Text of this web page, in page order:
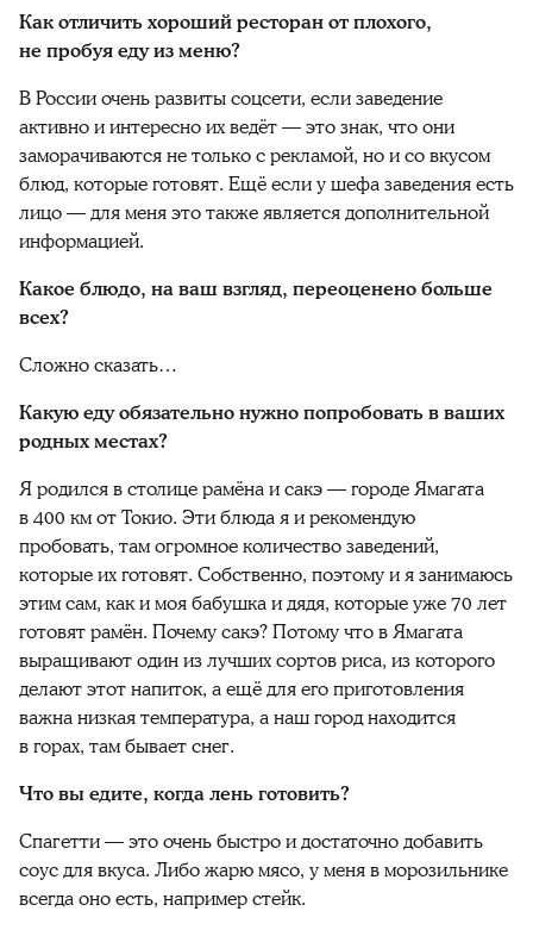
Как отличить хороший ресторан от плохого,
не пробуя еду из меню?
В России очень развиты соцсети, если заведение
активно и интересно их ведёт — это знак, что они
заморачиваются не только с рекламой, но и со вкусом
блюд, которые готовят. Ещё если у шефа заведения есть
лицо — для меня это также является дополнительной
информацией.
Какое блюдо, на ваш взгляд, переоценено больше
всех?
Сложно сказать…
Какую еду обязательно нужно попробовать в ваших
родных местах?
Я родился в столице рамёна и сакэ — городе Ямагата
в 400 км от Токио. Эти блюда я и рекомендую
пробовать, там огромное количество заведений,
которые их готовят. Собственно, поэтому и я занимаюсь
этим сам, как и моя бабушка и дядя, которые уже 70 лет
готовят рамён. Почему сакэ? Потому что в Ямагата
выращивают один из лучших сортов риса, из которого
делают этот напиток, а ещё для его приготовления
важна низкая температура, а наш город находится
в горах, там бывает снег.
Что вы едите, когда лень готовить?
Спагетти — это очень быстро и достаточно добавить
соус для вкуса. Либо жарю мясо, у меня в морозильнике
всегда оно есть, например стейк.